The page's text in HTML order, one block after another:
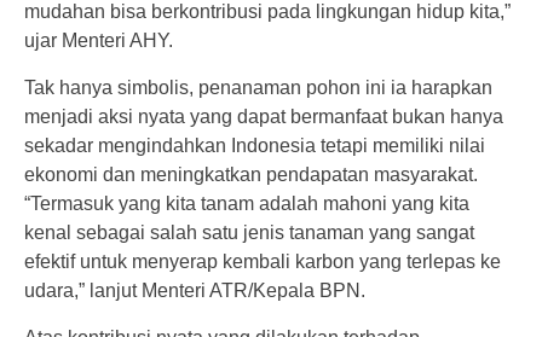
mudahan bisa berkontribusi pada lingkungan hidup kita,”
ujar Menteri AHY.
Tak hanya simbolis, penanaman pohon ini ia harapkan
menjadi aksi nyata yang dapat bermanfaat bukan hanya
sekadar mengindahkan Indonesia tetapi memiliki nilai
ekonomi dan meningkatkan pendapatan masyarakat.
“Termasuk yang kita tanam adalah mahoni yang kita
kenal sebagai salah satu jenis tanaman yang sangat
efektif untuk menyerap kembali karbon yang terlepas ke
udara,” lanjut Menteri ATR/Kepala BPN.